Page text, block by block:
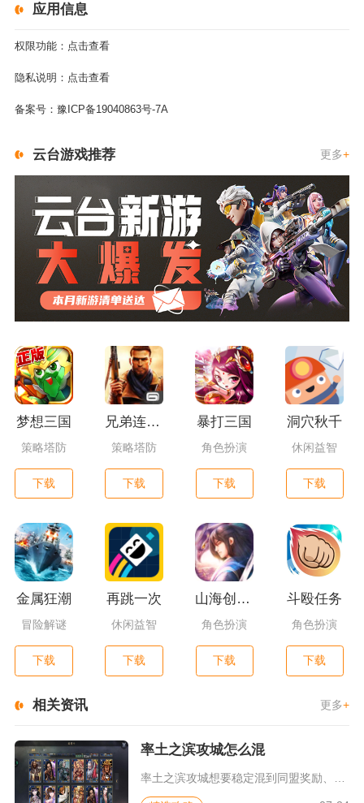
应用信息
权限功能： 点击查看
隐私说明： 点击查看
备案号： 豫ICP备19040863号-7A
云台游戏推荐 更多+
梦想三国
策略塔防
下载
兄弟连3：战争之子
策略塔防
下载
暴打三国
角色扮演
下载
洞穴秋千
休闲益智
下载
金属狂潮
冒险解谜
下载
再跳一次
休闲益智
下载
山海创世录一剑天逆
角色扮演
下载
斗殴任务
角色扮演
下载
相关资讯 更多+
率土之滨攻城怎么混